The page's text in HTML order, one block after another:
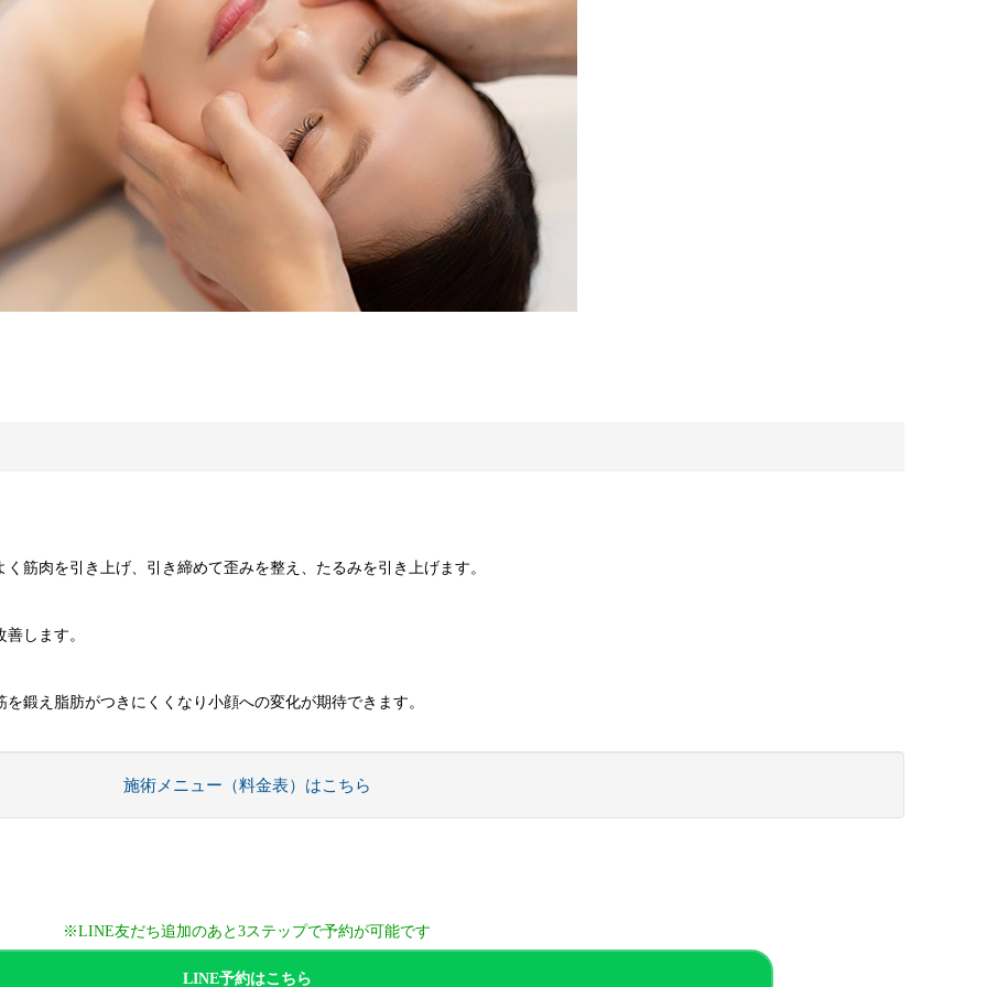
筋肉を引き上げ、引き締めて歪みを整え、たるみを引き上げます。
します。
鍛え脂肪がつきにくくなり小顔への変化が期待できます。
施術メニュー（料金表）はこちら
※LINE友だち追加のあと3ステップで予約が可能です
LINE予約はこちら